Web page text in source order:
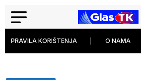
PRAVILA KORIŠTENJA O NAMA